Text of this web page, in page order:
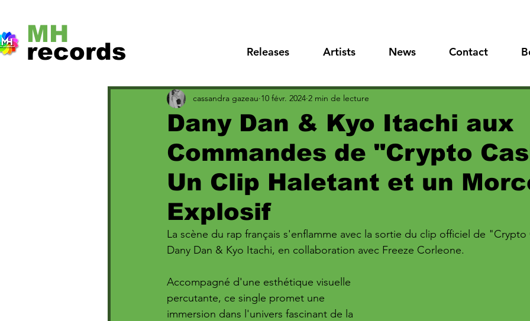
MH
records Releases Artists News Contact
Dany Dan & Kyo Itachi aux
Commandes de "Crypto
Un Clip Haletant et un
Explosif
cassandra gazeau 10 févr. 2024 2 min de lecture
La scène du rap français s'enflamme avec la sortie du clip officiel de
Dany Dan & Kyo Itachi, en collaboration avec Freeze Corleone.
Accompagné d'une esthétique visuelle
percutante, ce single promet une
immersion dans l'univers fascinant de la